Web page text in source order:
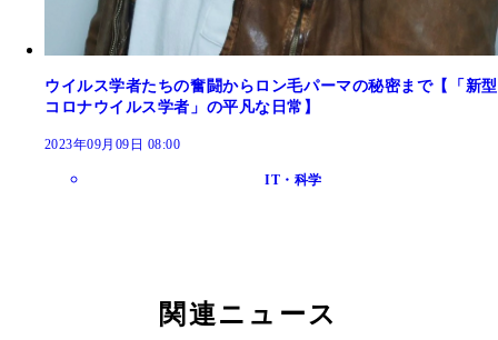
ウイルス学者たちの奮闘からロン毛パーマの秘密まで【「新型
コロナウイルス学者」の平凡な日常】
2023年09月09日 08:00
IT・科学
関連ニュース